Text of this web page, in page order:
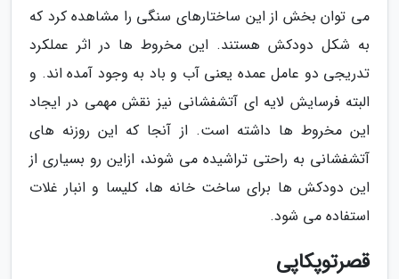
می توان بخش از این ساختارهای سنگی را مشاهده کرد که
به شکل دودکش هستند. این مخروط ها در اثر عملکرد
تدریجی دو عامل عمده یعنی آب و باد به وجود آمده اند. و
البته فرسایش لایه ای آتشفشانی نیز نقش مهمی در ایجاد
این مخروط ها داشته است. از آنجا که این روزنه های
آتشفشانی به راحتی تراشیده می شوند، ازاین رو بسیاری از
این دودکش ها برای ساخت خانه ها، کلیسا و انبار غلات
استفاده می شود.
قصرتوپکاپی